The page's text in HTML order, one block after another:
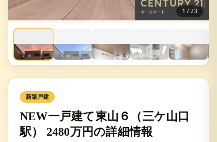
1 /23
新築戸建
NEW一戸建て東山６（三ケ山口
駅） 2480万円の詳細情報